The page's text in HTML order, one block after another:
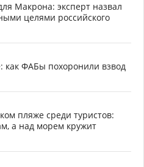
Макрона: эксперт назвал
целями российского
как ФАБы похоронили взвод
пляже среди туристов:
а над морем кружит